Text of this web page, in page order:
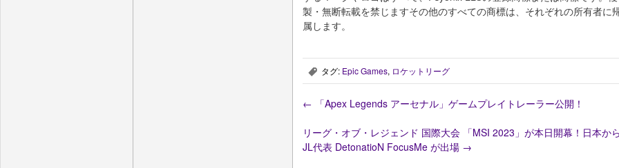
製・無断転載を禁じますその他のすべての商標は、それぞれの所有者に
属します。
, タグ: Epic Games, ロケットリーグ
← 「Apex Legends アーセナル」ゲームプレイトレーラー公開！
リーグ・オブ・レジェンド 国際大会 「MSI 2023」が本日開幕！日本か
JL代表 DetonatioN FocusMe が出場 →